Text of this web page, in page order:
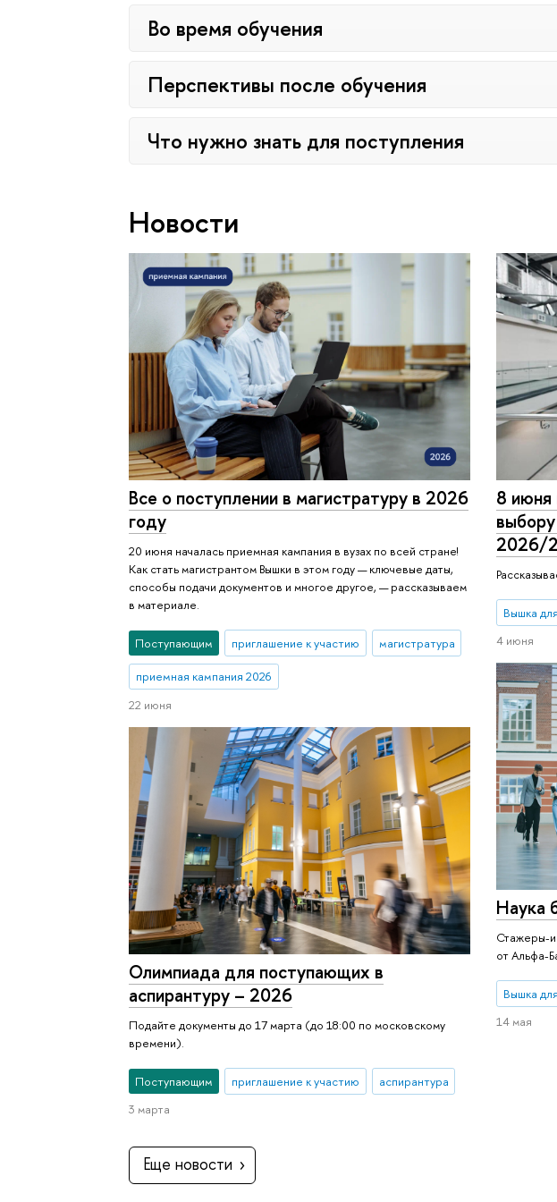
Во время обучения
Перспективы после обучения
Что нужно знать для поступления
Новости
Все о поступлении в магистратуру в 2026
году
20 июня началась приемная кампания в вузах по всей стране!
Как стать магистрантом Вышки в этом году — ключевые даты,
способы подачи документов и многое другое, — рассказываем
в материале.
Поступающим приглашение к участию магистратура
приемная кампания 2026
22 июня
8 июня
2026/
Вышка
4 июня
Наука
Стажеры-
от Альфа-
Вышка
14 мая
Олимпиада для поступающих в
аспирантуру – 2026
Подайте документы до 17 марта (до 18:00 по московскому
времени).
Поступающим приглашение к участию
аспирантура
3 марта
Еще новости